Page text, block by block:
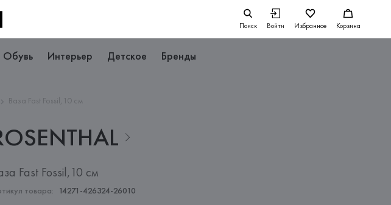
Поиск Войти Избранное Корзина
Обувь Интерьер Детское Бренды
Ваза Fast Fossil,10 см
Fast Fossil,10 см
товара: 14271-426324-26010